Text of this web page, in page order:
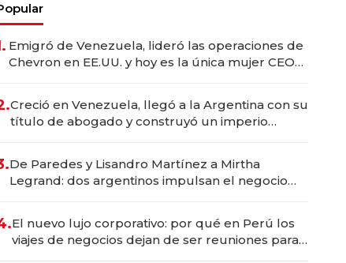
Emigró de Venezuela, lideró las operaciones de
Chevron en EE.UU. y hoy es la única mujer CEO
Creció en Venezuela, llegó a la Argentina con su
título de abogado y construyó un imperio
De Paredes y Lisandro Martínez a Mirtha
Legrand: dos argentinos impulsan el negocio
El nuevo lujo corporativo: por qué en Perú los
viajes de negocios dejan de ser reuniones para